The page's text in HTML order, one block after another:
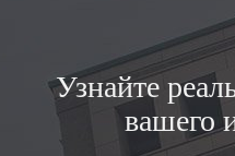
Узнайте
вашего